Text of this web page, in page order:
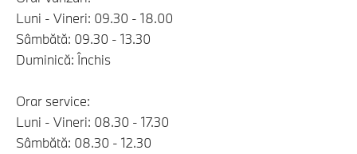
Luni - Vineri: 09.30 - 18.00
Sâmbătă: 09.30 - 13.30
Duminică: Închis
Orar service:
Luni - Vineri: 08.30 - 17.30
Sâmbătă: 08.30 - 12.30